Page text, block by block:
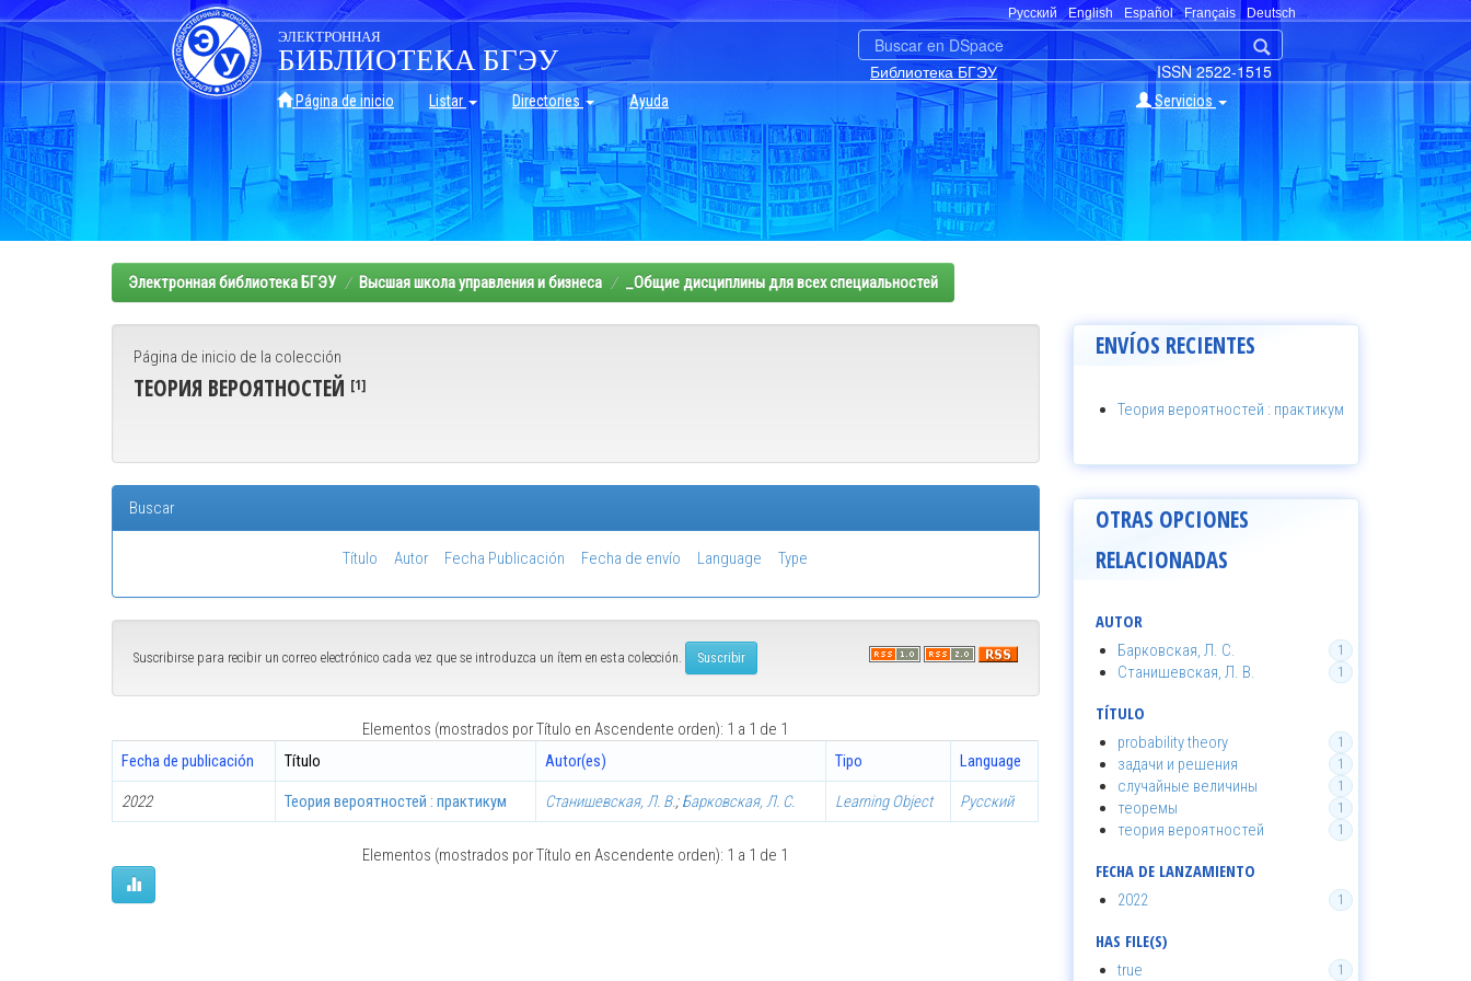
Skip
navigation
Русский English Español Français Deutsch
ISSN 2522-1515
Библиотека БГЭУ
ЭЛЕКТРОННАЯ
БИБЛИОТЕКА БГЭУ
Página de inicio Listar Directories Ayuda Servicios
Электронная библиотека БГЭУ Высшая школа управления и бизнеса _Общие дисциплины для всех специальностей
Página de inicio de la colección
ТЕОРИЯ ВЕРОЯТНОСТЕЙ [1]
Buscar
Título Autor Fecha Publicación Fecha de envío Language Type
Suscribirse para recibir un correo electrónico cada vez que se introduzca un ítem en esta colección.
Elementos (mostrados por Título en Ascendente orden): 1 a 1 de 1
Fecha de publicación
Título Autor(es) Tipo Language
2022 Теория вероятностей : практикум Станишевская, Л. В.;Барковская, Л. С. Learning Object Русский
Elementos (mostrados por Título en Ascendente orden): 1 a 1 de 1
ENVÍOS RECIENTES
Теория вероятностей : практикум
OTRAS OPCIONES
RELACIONADAS
AUTOR
1
Барковская, Л. С.
1
Станишевская, Л. В.
TÍTULO
1
probability theory
1
задачи и решения
1
случайные величины
1
теоремы
1
теория вероятностей
FECHA DE LANZAMIENTO
1
2022
HAS FILE(S)
1
true